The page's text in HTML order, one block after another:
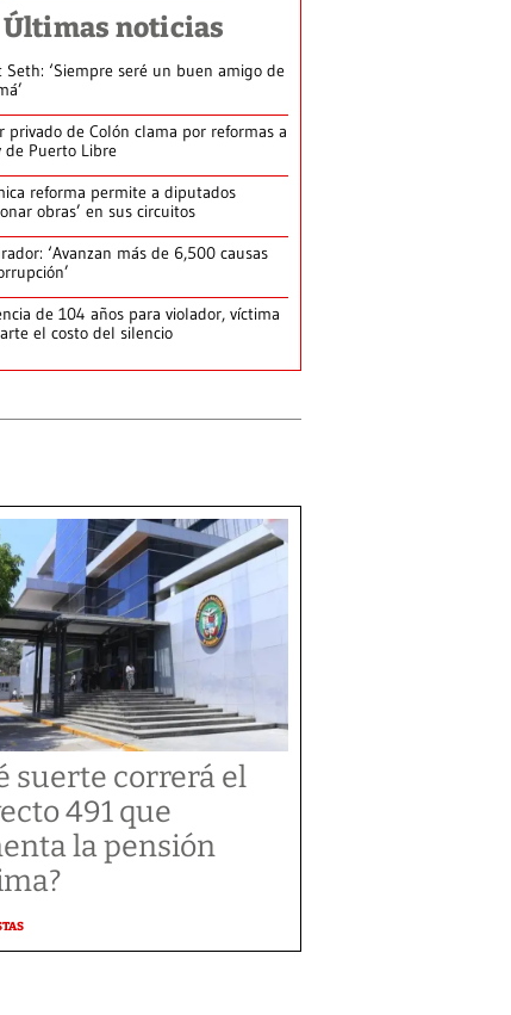
Últimas noticias
Seth: ‘Siempre seré un buen amigo de
privado de Colón clama por reformas a
de Puerto Libre
reforma permite a diputados
obras’ en sus circuitos
‘Avanzan más de 6,500 causas
de 104 años para violador, víctima
el costo del silencio
suerte correrá el
491 que
la pensión